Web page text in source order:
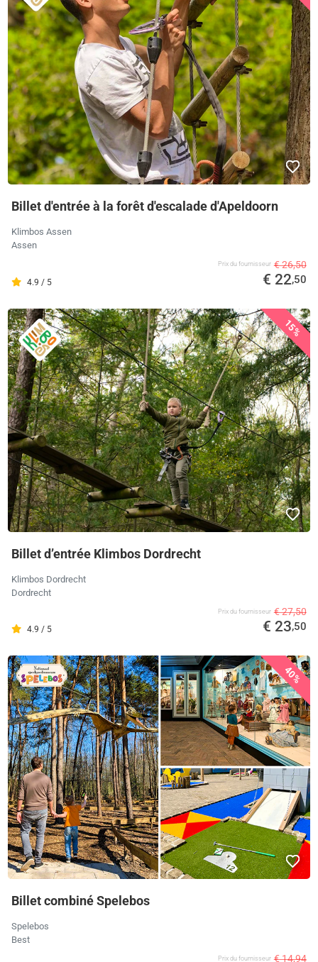
Billet d'entrée à la forêt d'escalade d'Apeldoorn
Klimbos Assen
Assen
4.9 / 5
Prix ​​du fournisseur € 26,50
€ 22,50
15%
Billet d’entrée Klimbos Dordrecht
Klimbos Dordrecht
Dordrecht
4.9 / 5
Prix ​​du fournisseur € 27,50
€ 23,50
40%
Billet combiné Spelebos
Spelebos
Best
Prix ​​du fournisseur € 14,94